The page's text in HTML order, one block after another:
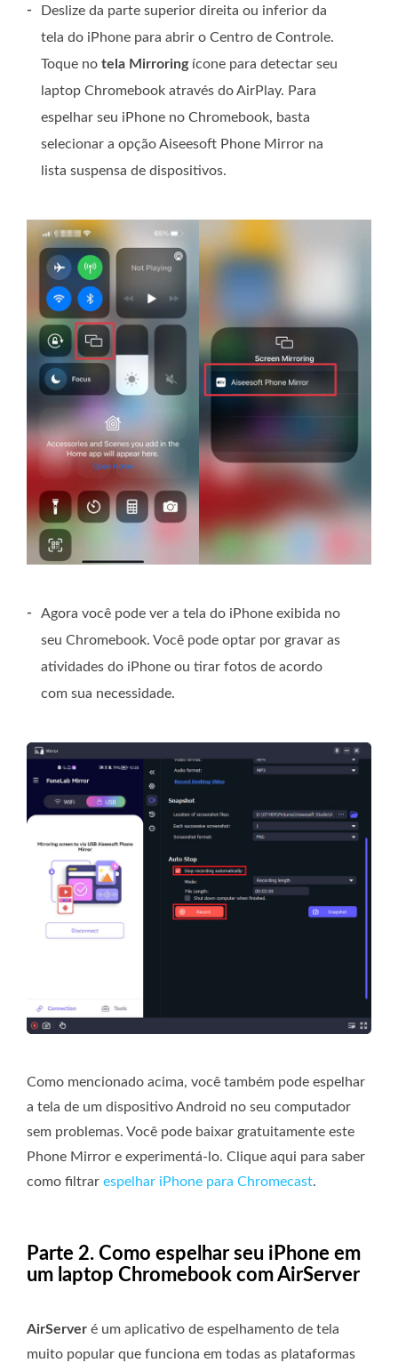
-
Deslize da parte superior direita ou inferior da
tela do iPhone para abrir o Centro de Controle.
Toque no tela Mirroringícone para detectar seu
laptop Chromebook através do AirPlay. Para
espelhar seu iPhone no Chromebook, basta
selecionar a opção Aiseesoft Phone Mirror na
lista suspensa de dispositivos.
-
Agora você pode ver a tela do iPhone exibida no
seu Chromebook. Você pode optar por gravar as
atividades do iPhone ou tirar fotos de acordo
com sua necessidade.
Como mencionado acima, você também pode espelhar
a tela de um dispositivo Android no seu computador
sem problemas. Você pode baixar gratuitamente este
Phone Mirror e experimentá-lo. Clique aqui para saber
como filtrar espelhar iPhone para Chromecast.
Parte 2. Como espelhar seu iPhone em
um laptop Chromebook com AirServer
AirServer é um aplicativo de espelhamento de tela
muito popular que funciona em todas as plataformas